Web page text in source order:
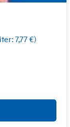
7,77 €)